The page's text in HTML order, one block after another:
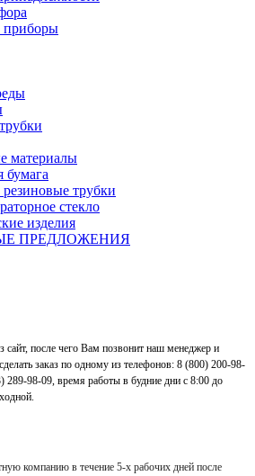
приборы
материалы
бумага
трубки
стекло
изделия
ПРЕДЛОЖЕНИЯ
сайт, после чего Вам позвонит наш менеджер и
заказ по одному из телефонов: 8 (800) 200-98-
289-98-09, время работы в будние дни с 8:00 до
компанию в течение 5-х рабочих дней после